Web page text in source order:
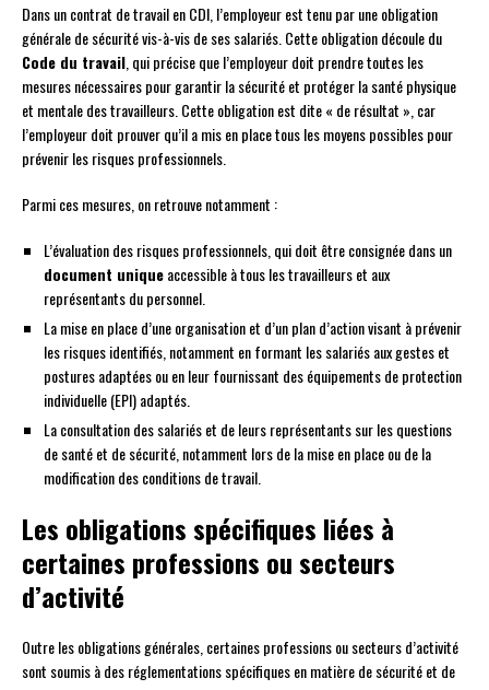
Dans un contrat de travail en CDI, l’employeur est tenu par une obligation
générale de sécurité vis-à-vis de ses salariés. Cette obligation découle du
Code du travail , qui précise que l’employeur doit prendre toutes les
mesures nécessaires pour garantir la sécurité et protéger la santé physique
et mentale des travailleurs. Cette obligation est dite « de résultat », car
l’employeur doit prouver qu’il a mis en place tous les moyens possibles pour
prévenir les risques professionnels.
Parmi ces mesures, on retrouve notamment :
L’évaluation des risques professionnels, qui doit être consignée dans un
document uniqueaccessible à tous les travailleurs et aux
représentants du personnel.
La mise en place d’une organisation et d’un plan d’action visant à prévenir
les risques identifiés, notamment en formant les salariés aux gestes et
postures adaptées ou en leur fournissant des équipements de protection
individuelle (EPI) adaptés.
La consultation des salariés et de leurs représentants sur les questions
de santé et de sécurité, notamment lors de la mise en place ou de la
modification des conditions de travail.
Les obligations spécifiques liées à
certaines professions ou secteurs
d’activité
Outre les obligations générales, certaines professions ou secteurs d’activité
sont soumis à des réglementations spécifiques en matière de sécurité et de